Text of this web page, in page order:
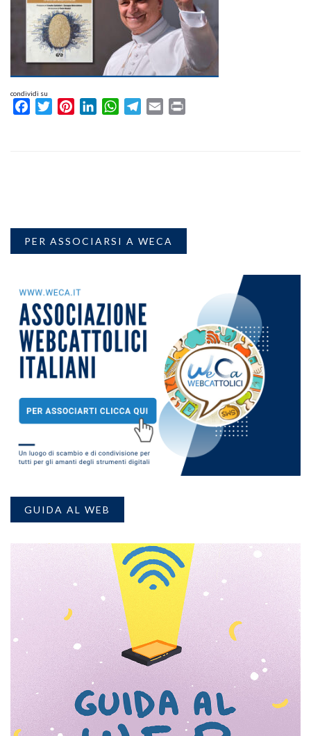
condividi su
FacebookTwitterPinterestLinkedInWhatsAppTelegram
Email
PER ASSOCIARSI A WECA
GUIDA AL WEB